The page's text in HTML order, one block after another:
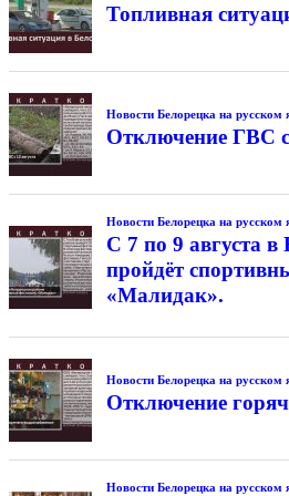
Топливная
Новости Белорецка на русском
Отключение ГВС с
Новости Белорецка на русском
С 7 по 9 августа
пройдёт
«Малидак».
Новости Белорецка на русском
Отключение
Новости Белорецка на русском